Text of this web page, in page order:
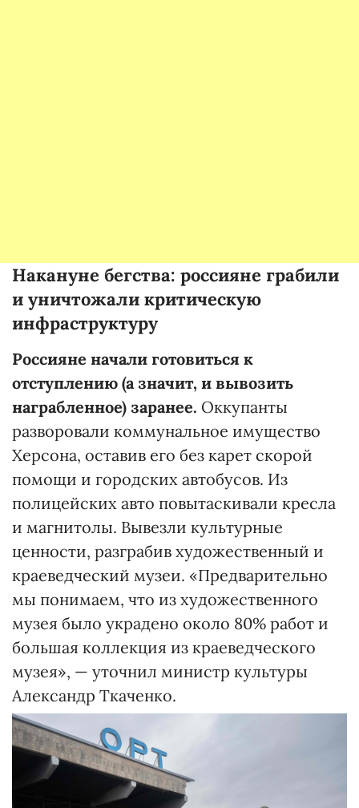
Накануне бегства: россияне грабили
и уничтожали критическую
инфраструктуру
Россияне начали готовиться к
отступлению (а значит, и вывозить
награбленное) заранее. Оккупанты
разворовали коммунальное имущество
Херсона, оставив его без карет скорой
помощи и городских автобусов. Из
полицейских авто повытаскивали кресла
и магнитолы. Вывезли культурные
ценности, разграбив художественный и
краеведческий музеи. «Предварительно
мы понимаем, что из художественного
музея было украдено около 80% работ и
большая коллекция из краеведческого
музея», — уточнил министр культуры
Александр Ткаченко.